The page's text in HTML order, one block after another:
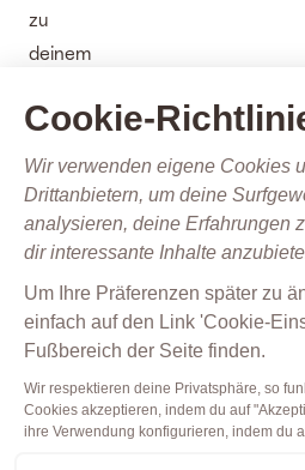
Cookie-
Wir verwenden eigene Cookies
Drittanbietern, um deine
analysieren, deine Erfahrungen
dir interessante Inhalte
Um Ihre Präferenzen später zu
einfach auf den Link 'Cookie-
Fußbereich der Seite finden.
Wir respektieren deine Privatsphäre, so
Cookies akzeptieren, indem du auf
ihre Verwendung konfigurieren, indem du
zu
deinem
Bewertungen
oder
Empfehlungen.
Finanzinformationen
wie
Zahlungen,
frühere
Käufe
sowie
Name